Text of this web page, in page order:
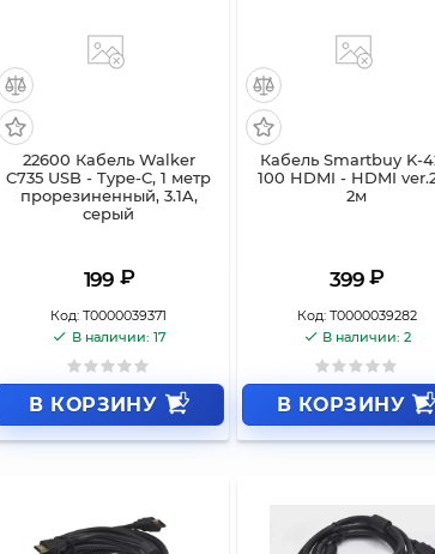
22600 Кабель Walker
C735 USB - Type-C, 1 метр
прорезиненный, 3.1A,
серый
199 ₽
Код: Т0000039371
В наличии: 17
В КОРЗИНУ
Кабель Smartbuy K-
100 HDMI - HDMI
2м
399 ₽
Код: Т0000039282
В наличии: 2
В КОРЗИНУ